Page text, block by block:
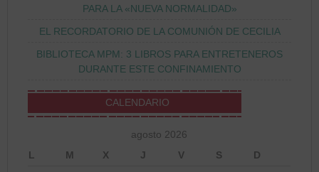
PARA LA «NUEVA NORMALIDAD»
EL RECORDATORIO DE LA COMUNIÓN DE CECILIA
BIBLIOTECA MPM: 3 LIBROS PARA ENTRETENEROS
DURANTE ESTE CONFINAMIENTO
CALENDARIO
agosto 2026
L
M X J V S D